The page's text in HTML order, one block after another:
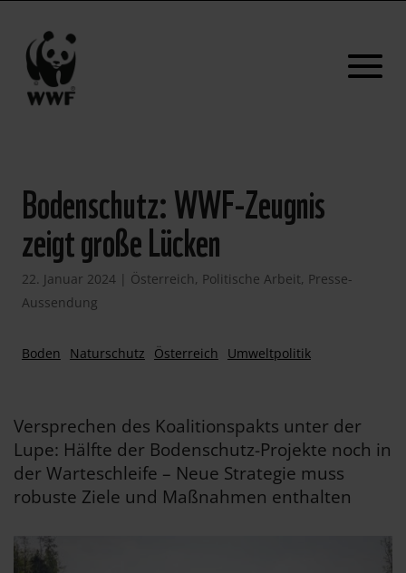
Bodenschutz: WWF-Zeugnis
zeigt große Lücken
22. Januar 2024| Österreich, Politische Arbeit, Presse-
Aussendung
Boden Naturschutz Österreich Umweltpolitik
Versprechen des Koalitionspakts unter der
Lupe: Hälfte der Bodenschutz-Projekte noch in
der Warteschleife – Neue Strategie muss
robuste Ziele und Maßnahmen enthalten